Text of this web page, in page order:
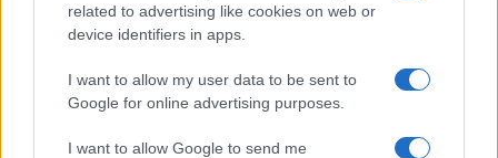
related to advertising like cookies on web or
device identifiers in apps.
I want to allow my user data to be sent to
Google for online advertising purposes.
I want to allow Google to send me
Trentino Alto Adige, le donne, possono invece
arrivare anche fino a 21,6 anni. Opposto il
discorso in Campania e Sicilia, dove la previsione
media di assegni pensionistici arriva a 17 anni per